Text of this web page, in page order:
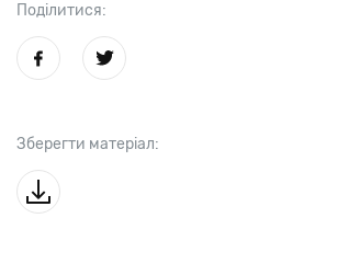
Поділитися:
Зберегти матеріал: